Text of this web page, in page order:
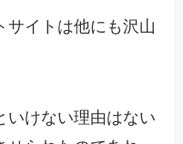
サイトは他にも沢山
いけない理由はない